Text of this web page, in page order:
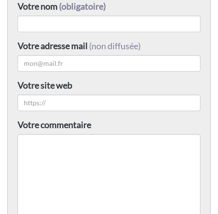
Votre nom(obligatoire)
Votre adresse mail (non diffusée)
Votre site web
Votre commentaire